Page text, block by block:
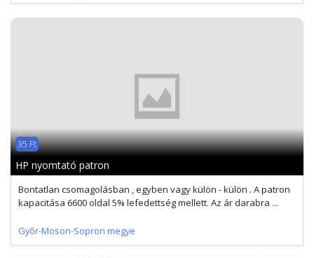
35 Ft
HP nyomtató patron
Bontatlan csomagolásban , egyben vagy külön - külön . A patron
kapacitása 6600 oldal 5% lefedettség mellett. Az ár darabra ...
Győr-Moson-Sopron megye